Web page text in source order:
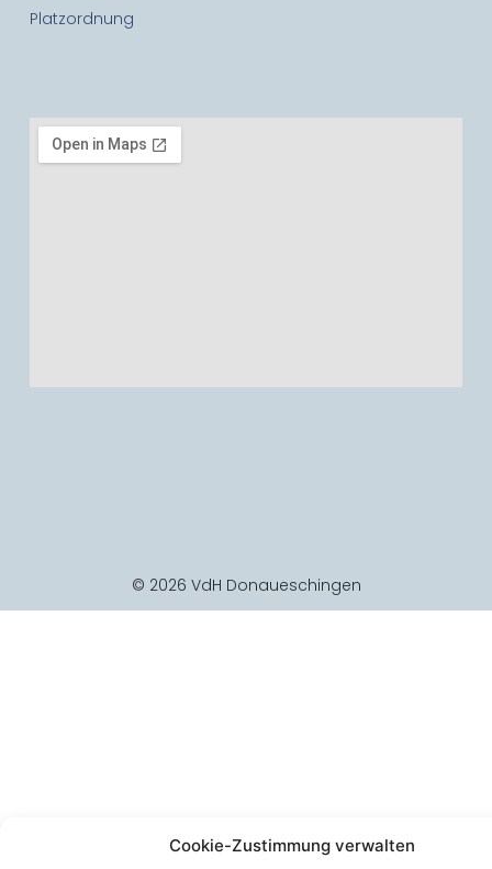
Cookie-Zustimmung verwalten
Platzordnung
© 2026 VdH Donaueschingen